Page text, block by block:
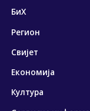
БиХ
Регион
Свијет
Економија
Култура